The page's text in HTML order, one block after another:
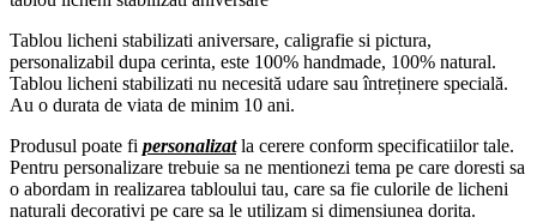
Tablou licheni stabilizati aniversare, caligrafie si pictura,
personalizabil dupa cerinta, este 100% handmade, 100% natural.
Tablou licheni stabilizati nu necesită udare sau întreținere specială.
Au o durata de viata de minim 10 ani.
Produsul poate fi personalizatla cerere conform specificatiilor tale.
Pentru personalizare trebuie sa ne mentionezi tema pe care doresti sa
o abordam in realizarea tabloului tau, care sa fie culorile de licheni
naturali decorativi pe care sa le utilizam si dimensiunea dorita.